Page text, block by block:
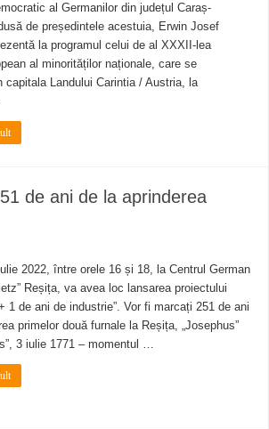
al Germanilor din județul Caraș-
de președintele acestuia, Erwin Josef
la programul celui de al XXXII-lea
al minorităților naționale, care se
capitala Landului Carintia / Austria, la
de ani de la aprinderea
2022, între orele 16 și 18, la Centrul German
Reșița, va avea loc lansarea proiectului
1 de ani de industrie”. Vor fi marcați 251 de ani
primelor două furnale la Reșița, „Josephus”
3 iulie 1771 – momentul …